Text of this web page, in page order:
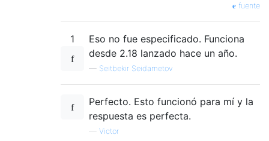
fuente
1
Eso no fue especificado. Funciona
desde 2.18 lanzado hace un año.
— Seitbekir Seidametov
Perfecto. Esto funcionó para mí y la
respuesta es perfecta.
— Victor